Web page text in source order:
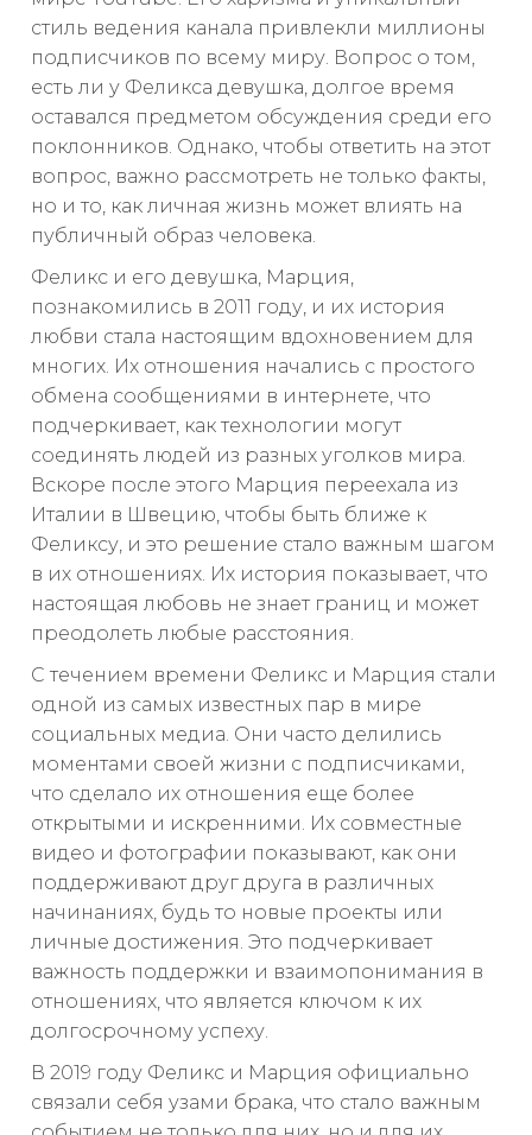
стиль ведения канала привлекли миллионы
подписчиков по всему миру. Вопрос о том,
есть ли у Феликса девушка, долгое время
оставался предметом обсуждения среди его
поклонников. Однако, чтобы ответить на этот
вопрос, важно рассмотреть не только факты,
но и то, как личная жизнь может влиять на
публичный образ человека.
Феликс и его девушка, Марция,
познакомились в 2011 году, и их история
любви стала настоящим вдохновением для
многих. Их отношения начались с простого
обмена сообщениями в интернете, что
подчеркивает, как технологии могут
соединять людей из разных уголков мира.
Вскоре после этого Марция переехала из
Италии в Швецию, чтобы быть ближе к
Феликсу, и это решение стало важным шагом
в их отношениях. Их история показывает, что
настоящая любовь не знает границ и может
преодолеть любые расстояния.
С течением времени Феликс и Марция стали
одной из самых известных пар в мире
социальных медиа. Они часто делились
моментами своей жизни с подписчиками,
что сделало их отношения еще более
открытыми и искренними. Их совместные
видео и фотографии показывают, как они
поддерживают друг друга в различных
начинаниях, будь то новые проекты или
личные достижения. Это подчеркивает
важность поддержки и взаимопонимания в
отношениях, что является ключом к их
долгосрочному успеху.
В 2019 году Феликс и Марция официально
связали себя узами брака, что стало важным